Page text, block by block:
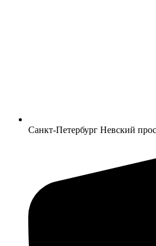
Санкт-Петербург Невский